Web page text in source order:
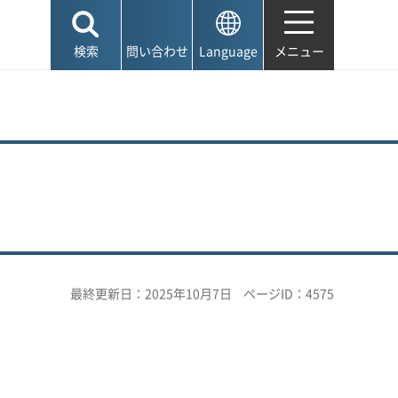
検索 問い合わせ Language メニュー
最終更新日：2025年10月7日 ページID：4575